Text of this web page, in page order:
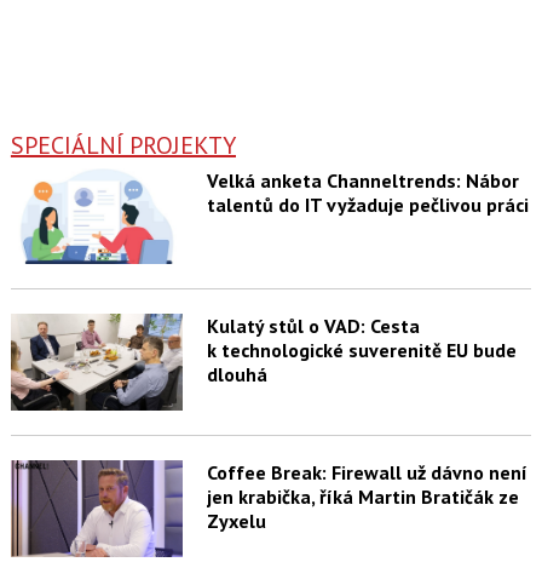
SPECIÁLNÍ PROJEKTY
Velká anketa Channeltrends: Nábor
talentů do IT vyžaduje pečlivou práci
Kulatý stůl o VAD: Cesta
k technologické suverenitě EU bude
dlouhá
Coffee Break: Firewall už dávno není
jen krabička, říká Martin Bratičák ze
Zyxelu